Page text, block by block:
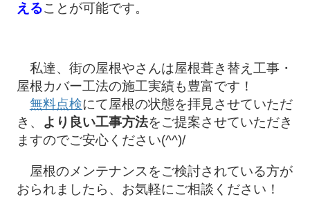
えることが可能です。
私達、街の屋根やさんは屋根葺き替え工事・
屋根カバー工法の施工実績も豊富です！
無料点検にて屋根の状態を拝見させていただ
き、
より良い工事方法をご提案させていただき
ますのでご安心ください(^^)/
屋根のメンテナンスをご検討されている方が
おられましたら、お気軽にご相談ください！